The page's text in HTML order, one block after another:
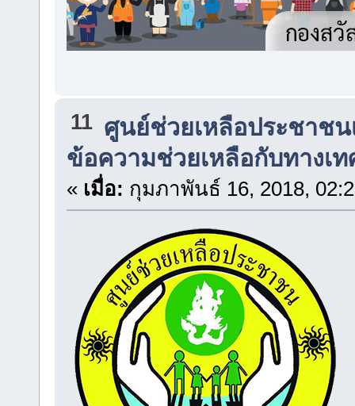
11 ศูนย์ช่วยเหลือประชาชน
ข้อความช่วยเหลือกับทางเท
« เมื่อ: กุมภาพันธ์ 16, 2018,